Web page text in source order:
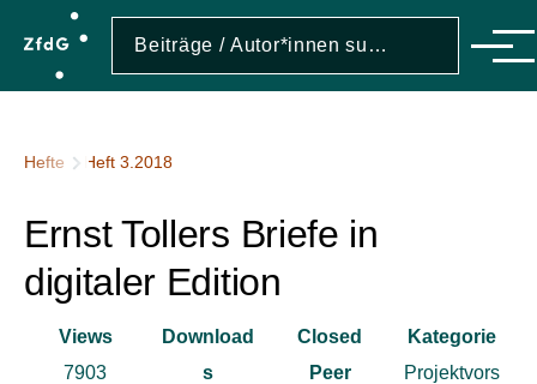
Direkt zum Inhalt
Menü
Pfadnavigation
Hefte Heft 3.2018
Ernst Tollers Briefe in
digitaler Edition
Views
7903
Download
s
Closed
Peer
Kategorie
Projektvors